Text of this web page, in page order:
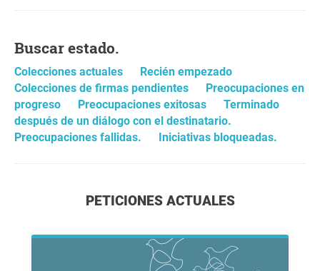
Buscar estado.
Colecciones actuales
Recién empezado
Colecciones de firmas pendientes
Preocupaciones en
progreso
Preocupaciones exitosas
Terminado
después de un diálogo con el destinatario.
Preocupaciones fallidas.
Iniciativas bloqueadas.
PETICIONES ACTUALES